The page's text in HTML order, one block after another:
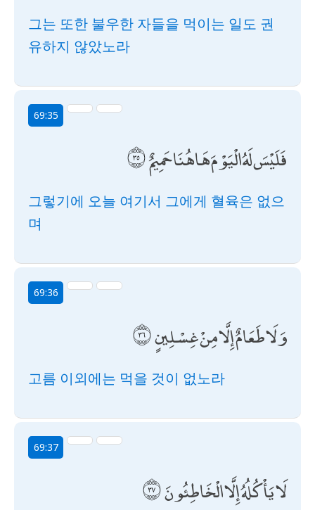
그는 또한 불우한 자들을 먹이는 일도 권
유하지 않았노라
69:35
فَلَيْسَ لَهُ الْيَوْمَ هَاهُنَا حَمِيمٌ
그렇기에 오늘 여기서 그에게 혈육은 없으
며
69:36
وَلَا طَعَامٌ إِلَّا مِنْ غِسْلِينٍ
고름 이외에는 먹을 것이 없노라
69:37
لَا يَأْكُلُهُ إِلَّا الْخَاطِئُونَ